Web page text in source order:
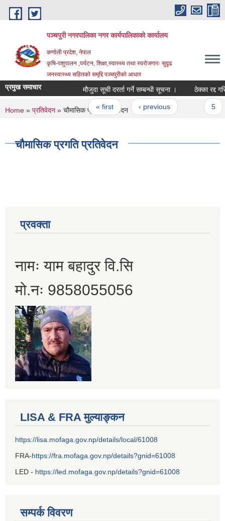
Skip to main content
पञ्चपुरी नगरपालिका नगर कार्यपालिकाको कार्यालय
कर्णाली प्रदेश, नेपाल
कृषि-पशुपालन ,पर्यटन, शिक्षा,स्वास्थ्य तथा स्वरोजगारः सुदृढ
जनस्वास्थ्य सहितको समृद्दि पञ्चपुरीको आधार
प्रमुख समाचार मौजुदा सूची दरर्ता गर्ने सम्बन्धी सूचना । ठेक्का रद्द
Pages
« first ‹ previous
You are here
Home » प्रतिवेदन » चौमासिक प्रगति प्रतिवेदन
चौमासिक प्रगति प्रतिवेदन
प्रवक्ता
नामः याम बहादुर वि.सि
मो.नः 9858055056
LISA & FRA मुल्याङ्कन
https://lisa.mofaga.gov.np/details/local/61008
FRA-https://fra.mofaga.gov.np/details?gnid=61008
LED - https://led.mofaga.gov.np/details?gnid=61008
सम्पर्क विवरण